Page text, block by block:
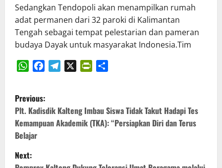
Sedangkan Tendopoli akan menampilkan rumah
adat permanen dari 32 paroki di Kalimantan
Tengah sebagai tempat pelestarian dan pameran
budaya Dayak untuk masyarakat Indonesia.Tim
P
o
s
t
Previous:
Plt. Kadisdik Kalteng Imbau Siswa Tidak Takut Hadapi Tes
Kemampuan Akademik (TKA): “Persiapkan Diri dan Terus
Belajar
Next: